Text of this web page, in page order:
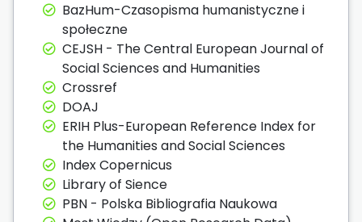
BazHum-Czasopisma humanistyczne i
społeczne
CEJSH - The Central European Journal of
Social Sciences and Humanities
Crossref
DOAJ
ERIH Plus-European Reference Index for
the Humanities and Social Sciences
Index Copernicus
Library of Sience
PBN - Polska Bibliografia Naukowa